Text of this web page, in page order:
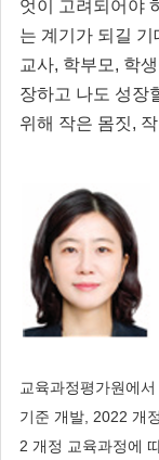
엇이 고려되어야
는 계기가 되길 기
교사, 학부모, 학
장하고 나도 성장
위해 작은 몸짓,
교육과정평가원에
기준 개발, 2022 개
2 개정 교육과정에